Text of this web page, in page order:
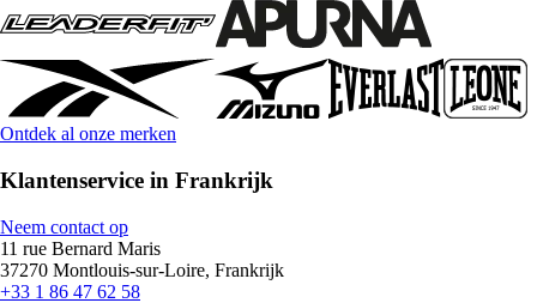
Ontdek al onze merken
Klantenservice in Frankrijk
Neem contact op
11 rue Bernard Maris
37270 Montlouis-sur-Loire, Frankrijk
+33 1 86 47 62 58